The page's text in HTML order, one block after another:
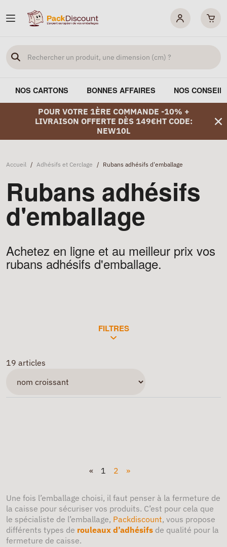
NOS CARTONS BONNES AFFAIRES NOS
POUR VOTRE 1ÈRE COMMANDE -10% +
LIVRAISON OFFERTE DÈS 149€HT CODE:
NEW10L
Accueil / Adhésifs et Cerclage / Rubans adhésifs d'emballage
Rubans adhésifs
d'emballage
Achetez en ligne et au meilleur prix vos
rubans adhésifs d'emballage.
FILTRES
19 articles
« 1 2 »
Une fois l’emballage choisi, il faut penser à la fermeture de
la caisse pour sécuriser vos produits. C’est pour cela que
le spécialiste de l’emballage, Packdiscount, vous propose
différents types de rouleaux d’adhésifs de qualité pour la
fermeture de caisse.